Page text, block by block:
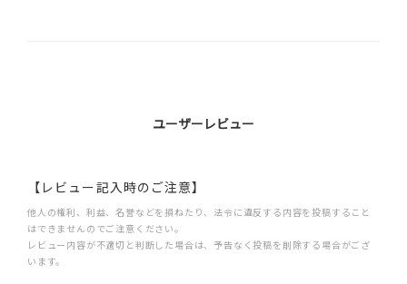
ユーザーレビュー
【レビュー記入時のご注意】
他人の権利、利益、名誉などを損ねたり、法令に違反する内容を投稿すること
はできませんのでご注意ください。
レビュー内容が不適切と判断した場合は、予告なく投稿を削除する場合がござ
います。